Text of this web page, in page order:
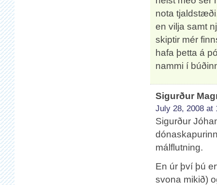
nota
en vilja samt
skiptir mér
hafa þetta á
nammi í
Sigurður
July 28, 2008 at
Sigurður
málflutning.
En úr því þú
svona mikið)